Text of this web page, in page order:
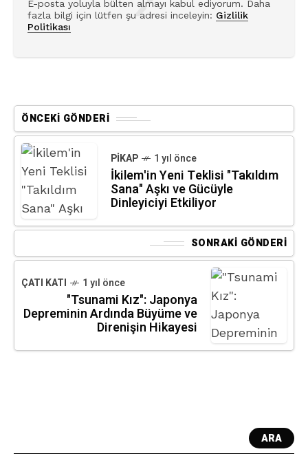
E-posta yoluyla bülten almayı kabul ediyorum. Daha
fazla bilgi için lütfen şu adresi inceleyin: Gizlilik
Politikası
ÖNCEKI GÖNDERI
PIKAP 1 yıl önce
İkilem'in Yeni Teklisi "Takıldım
Sana" Aşkı ve Gücüyle
Dinleyiciyi Etkiliyor
SONRAKI GÖNDERI
ÇATI KATI 1 yıl önce
"Tsunami Kız": Japonya
Depreminin Ardında Büyüme ve
Direnişin Hikayesi
ARA